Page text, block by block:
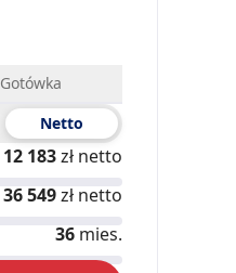
Gotówka
Netto
12 183zł netto
36 549zł netto
36 mies.